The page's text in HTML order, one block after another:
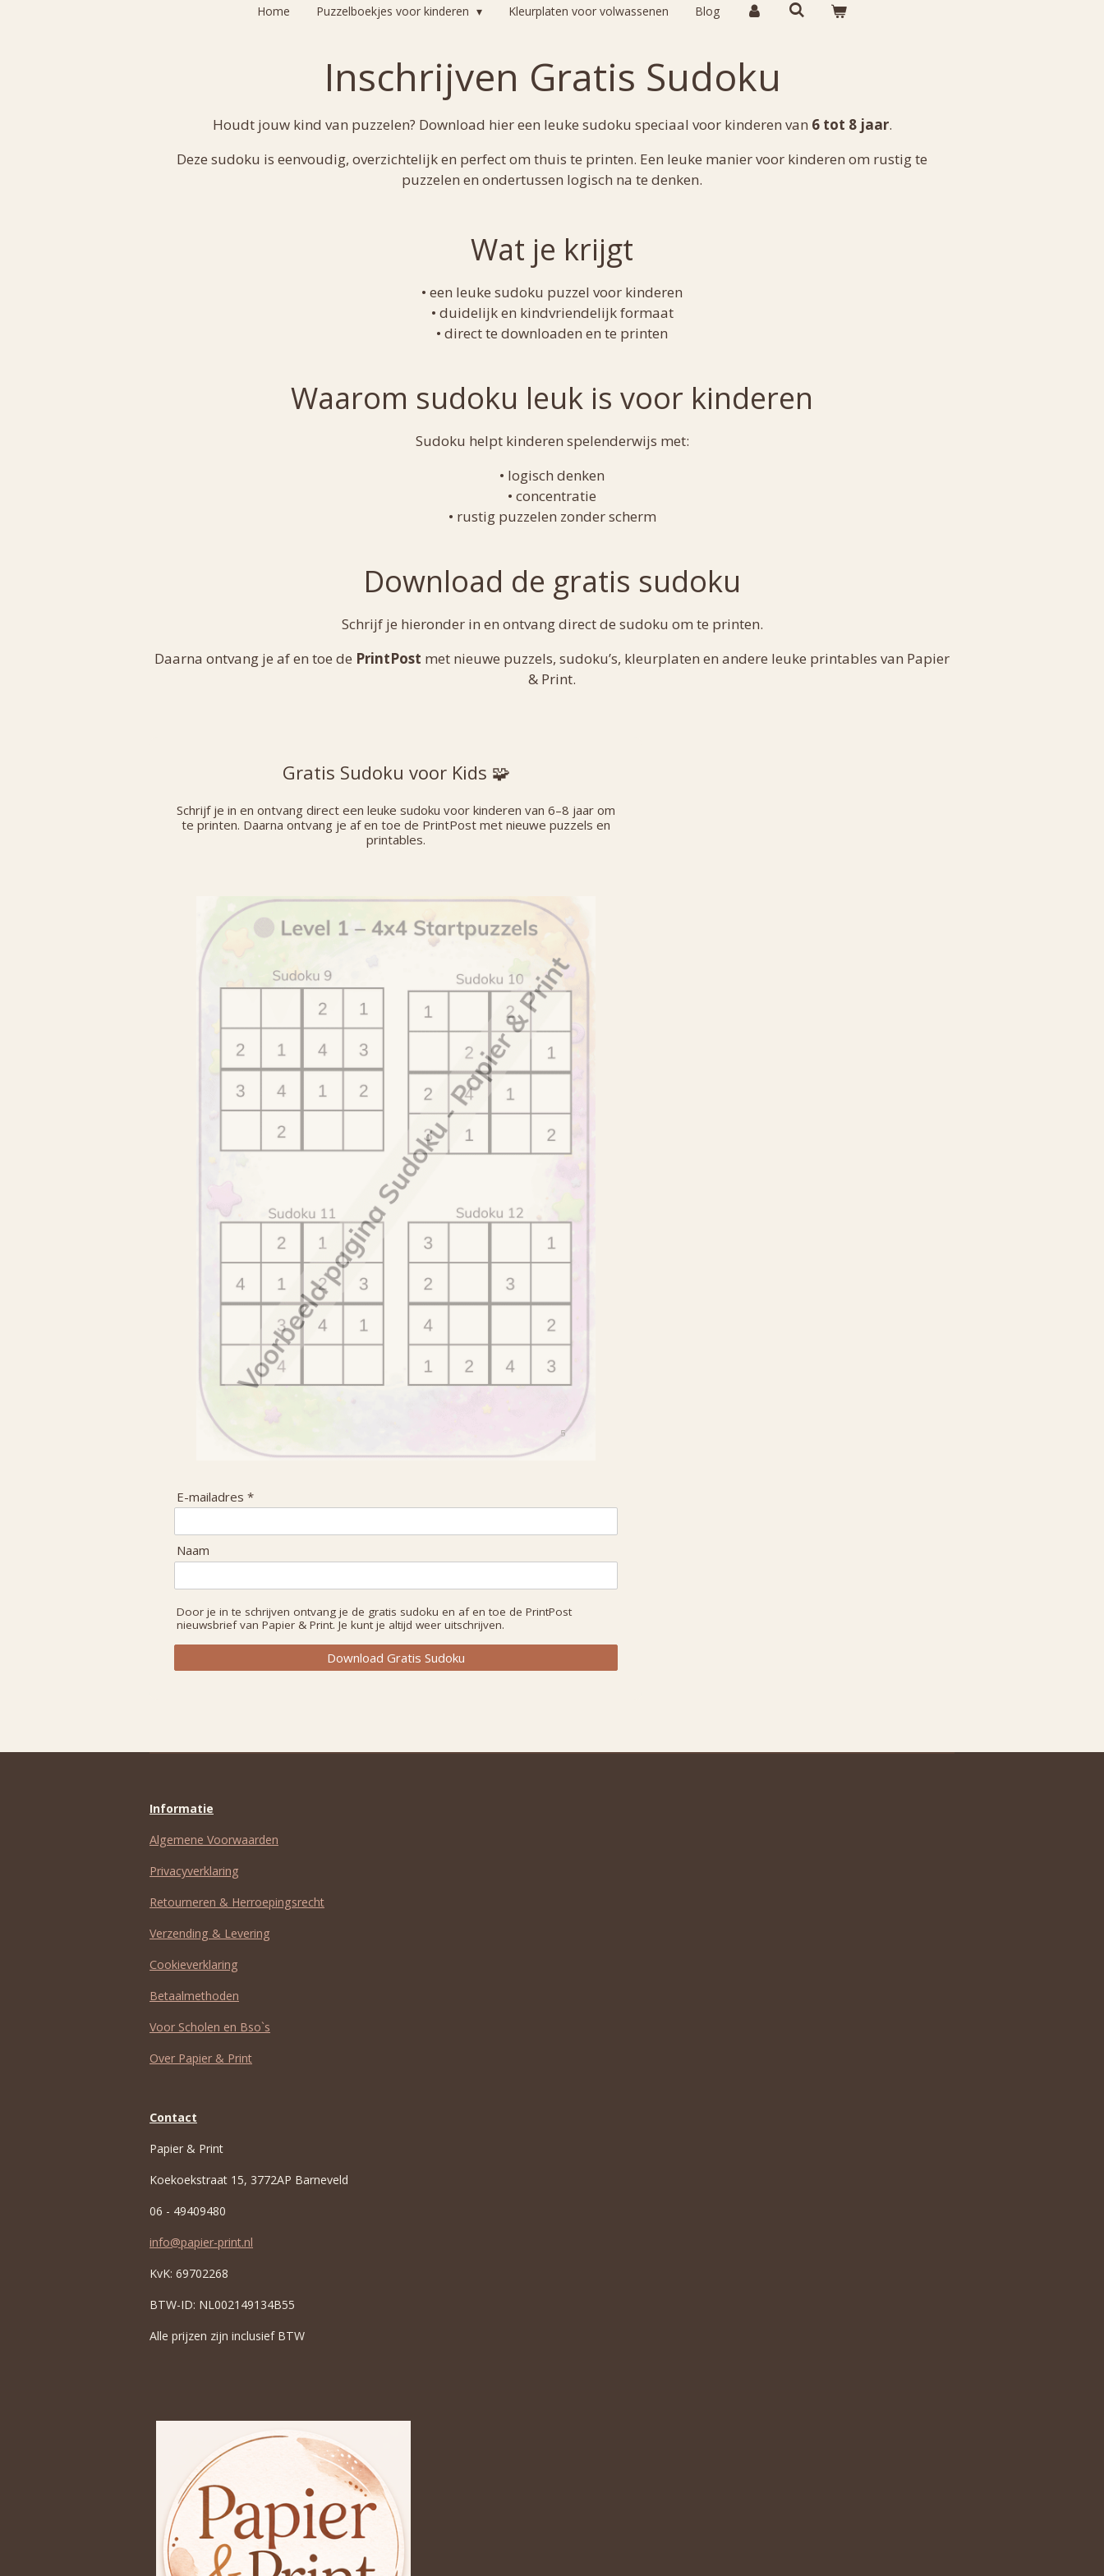
Home Puzzelboekjes voor kinderen Kleurplaten voor volwassenen Blog
Inschrijven Gratis Sudoku
Houdt jouw kind van puzzelen? Download hier een leuke sudoku speciaal voor kinderen van 6 tot 8 jaar.
Deze sudoku is eenvoudig, overzichtelijk en perfect om thuis te printen. Een leuke manier voor kinderen om rustig te
puzzelen en ondertussen logisch na te denken.
Wat je krijgt
• een leuke sudoku puzzel voor kinderen
• duidelijk en kindvriendelijk formaat
• direct te downloaden en te printen
Waarom sudoku leuk is voor kinderen
Sudoku helpt kinderen spelenderwijs met:
• logisch denken
• concentratie
• rustig puzzelen zonder scherm
Download de gratis sudoku
Schrijf je hieronder in en ontvang direct de sudoku om te printen.
Daarna ontvang je af en toe de PrintPost met nieuwe puzzels, sudoku’s, kleurplaten en andere leuke printables van Papier
& Print.
Gratis Sudoku voor Kids 🧩
Schrijf je in en ontvang direct een leuke sudoku voor kinderen van 6–8 jaar om
te printen. Daarna ontvang je af en toe de PrintPost met nieuwe puzzels en
printables.
E-mailadres *
Naam
Door je in te schrijven ontvang je de gratis sudoku en af en toe de PrintPost
nieuwsbrief van Papier & Print. Je kunt je altijd weer uitschrijven.
Download Gratis Sudoku
Informatie
Algemene Voorwaarden
Privacyverklaring
Retourneren & Herroepingsrecht
Verzending & Levering
Cookieverklaring
Betaalmethoden
Voor Scholen en Bso`s
Over Papier & Print
Contact
Papier & Print
Koekoekstraat 15, 3772AP Barneveld
06 - 49409480
info@papier-print.nl
KvK: 69702268
BTW-ID: NL002149134B55
Alle prijzen zijn inclusief BTW